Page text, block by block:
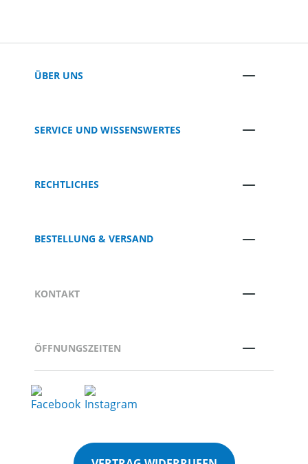
ÜBER UNS
SERVICE UND WISSENSWERTES
RECHTLICHES
BESTELLUNG & VERSAND
KONTAKT
ÖFFNUNGSZEITEN